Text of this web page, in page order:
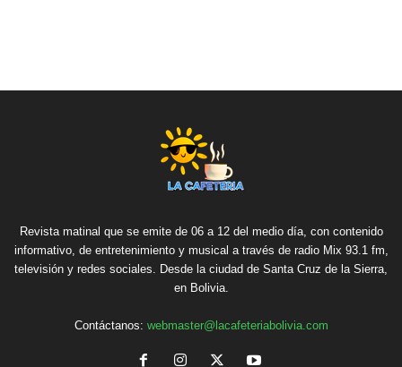
Revista matinal que se emite de 06 a 12 del medio día, con contenido
informativo, de entretenimiento y musical a través de radio Mix 93.1 fm,
televisión y redes sociales. Desde la ciudad de Santa Cruz de la Sierra,
en Bolivia.
Contáctanos: webmaster@lacafeteriabolivia.com